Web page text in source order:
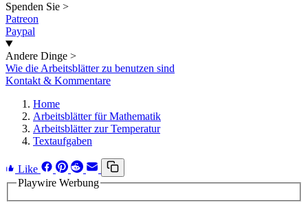
Spenden Sie >
Patreon
Paypal
Andere Dinge >
Wie die Arbeitsblätter zu benutzen sind
Kontakt & Kommentare
Home
Arbeitsblätter für Mathematik
Arbeitsblätter zur Temperatur
Textaufgaben
Like
Playwire Werbung